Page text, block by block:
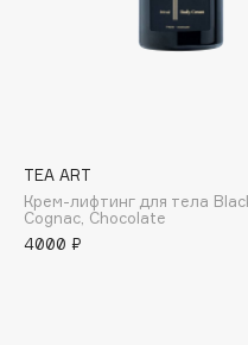
Banderas
Basicare
Batiste
TEA ART
Крем-лифтинг для тела
Cognac, Chocolate
4000 ₽